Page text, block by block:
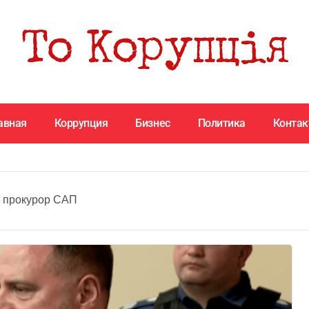
Коррупция Бизнес Политика
прокурор САП